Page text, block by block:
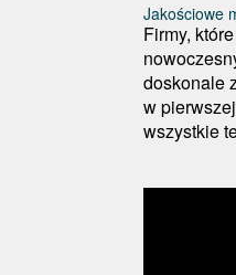
Jakościowe
Firmy,
doskonale
w
wszystkie